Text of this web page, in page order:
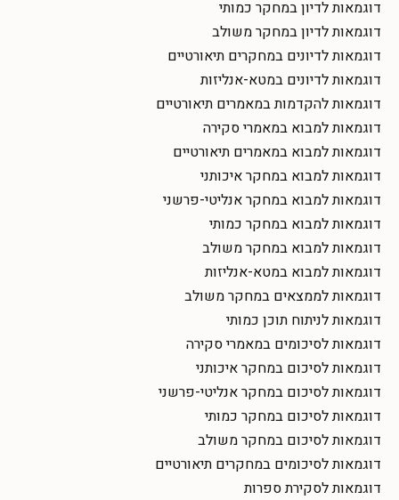
דוגמאות לדיון במחקר כמותי
דוגמאות לדיון במחקר משולב
דוגמאות לדיונים במחקרים תיאורטיים
דוגמאות לדיונים במטא-אנליזות
דוגמאות להקדמות במאמרים תיאורטיים
דוגמאות למבוא במאמרי סקירה
דוגמאות למבוא במאמרים תיאורטיים
דוגמאות למבוא במחקר איכותני
דוגמאות למבוא במחקר אנליטי-פרשני
דוגמאות למבוא במחקר כמותי
דוגמאות למבוא במחקר משולב
דוגמאות למבוא במטא-אנליזות
דוגמאות לממצאים במחקר משולב
דוגמאות לניתוח תוכן כמותי
דוגמאות לסיכומים במאמרי סקירה
דוגמאות לסיכום במחקר איכותני
דוגמאות לסיכום במחקר אנליטי-פרשני
דוגמאות לסיכום במחקר כמותי
דוגמאות לסיכום במחקר משולב
דוגמאות לסיכומים במחקרים תיאורטיים
דוגמאות לסקירת ספרות